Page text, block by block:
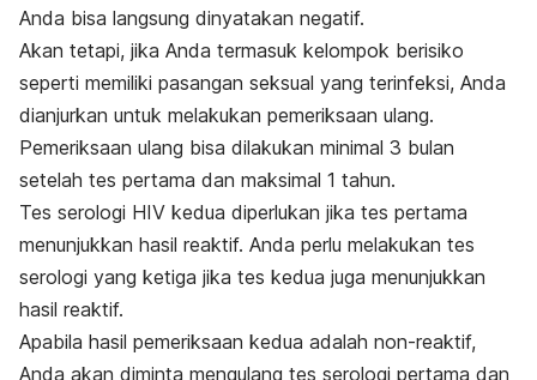
Anda bisa langsung dinyatakan negatif.
Akan tetapi, jika Anda termasuk kelompok berisiko
seperti memiliki pasangan seksual yang terinfeksi, Anda
dianjurkan untuk melakukan pemeriksaan ulang.
Pemeriksaan ulang bisa dilakukan minimal 3 bulan
setelah tes pertama dan maksimal 1 tahun.
Tes serologi HIV kedua diperlukan jika tes pertama
menunjukkan hasil reaktif. Anda perlu melakukan tes
serologi yang ketiga jika tes kedua juga menunjukkan
hasil reaktif.
Apabila hasil pemeriksaan kedua adalah non-reaktif,
Anda akan diminta mengulang tes serologi pertama dan